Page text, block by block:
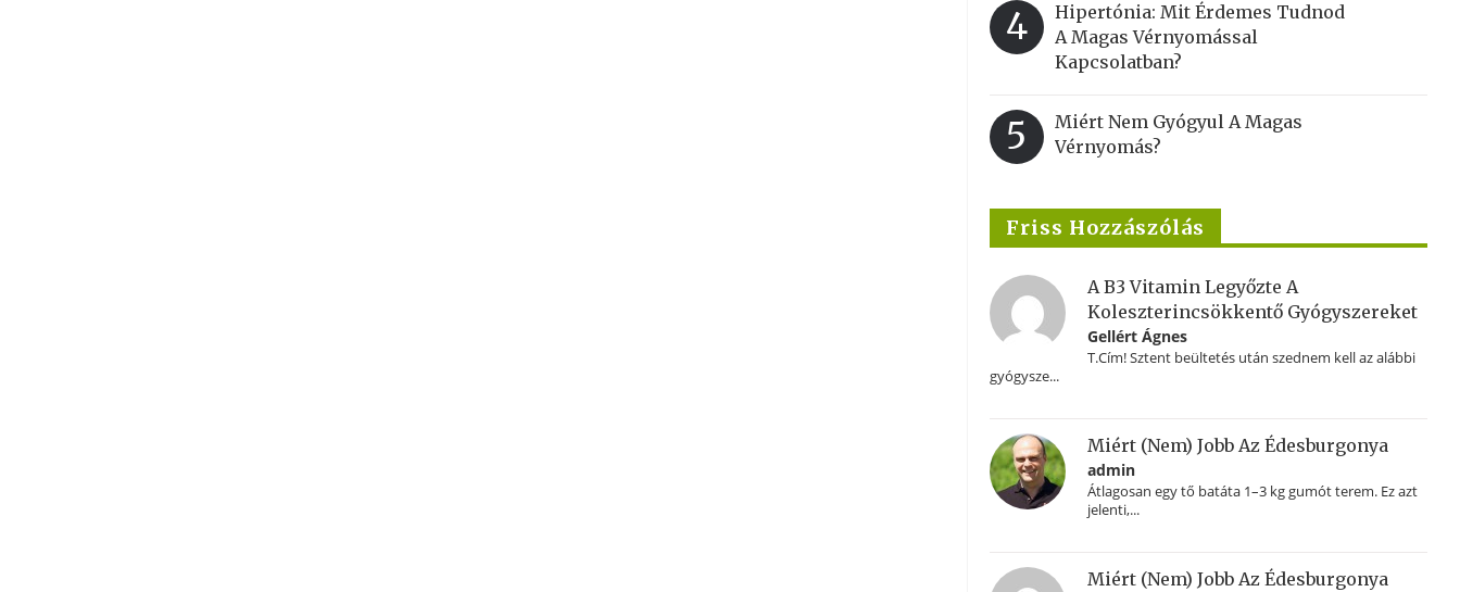
4
Hipertónia: Mit Érdemes Tudnod
A Magas Vérnyomással
Kapcsolatban?
5
Miért Nem Gyógyul A Magas
Vérnyomás?
Friss Hozzászólás
A B3 Vitamin Legyőzte A
Koleszterincsökkentő Gyógyszereket
Gellért Ágnes
T.Cím! Sztent beültetés után szednem kell az alábbi
gyógysze...
Miért (nem) Jobb Az Édesburgonya
admin
Átlagosan egy tő batáta 1–3 kg gumót terem. Ez azt
jelenti,...
Miért (nem) Jobb Az Édesburgonya